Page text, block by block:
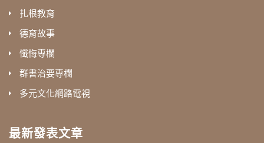
扎根教育
德育故事
懺悔專欄
群書治要專欄
多元文化網路電視
最新發表文章